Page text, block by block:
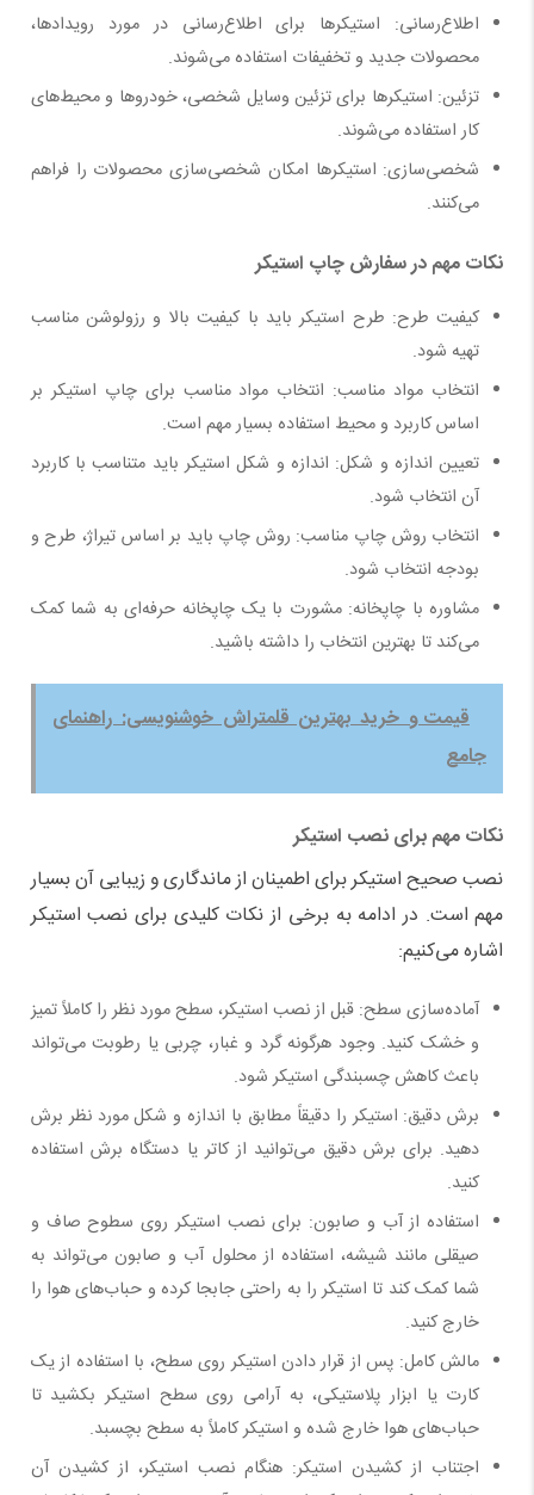
اطلاع‌رسانی: استیکرها برای اطلاع‌رسانی در مورد رویدادها،
محصولات جدید و تخفیفات استفاده می‌شوند.
تزئین: استیکرها برای تزئین وسایل شخصی، خودروها و محیط‌های
کار استفاده می‌شوند.
شخصی‌سازی: استیکرها امکان شخصی‌سازی محصولات را فراهم
می‌کنند.
نکات مهم در سفارش چاپ استیکر
کیفیت طرح: طرح استیکر باید با کیفیت بالا و رزولوشن مناسب
تهیه شود.
انتخاب مواد مناسب: انتخاب مواد مناسب برای چاپ استیکر بر
اساس کاربرد و محیط استفاده بسیار مهم است.
تعیین اندازه و شکل: اندازه و شکل استیکر باید متناسب با کاربرد
آن انتخاب شود.
انتخاب روش چاپ مناسب: روش چاپ باید بر اساس تیراژ، طرح و
بودجه انتخاب شود.
مشاوره با چاپخانه: مشورت با یک چاپخانه حرفه‌ای به شما کمک
می‌کند تا بهترین انتخاب را داشته باشید.
قیمت و خرید بهترین قلمتراش خوشنویسی: راهنمای
جامع
نکات مهم برای نصب استیکر
نصب صحیح استیکر برای اطمینان از ماندگاری و زیبایی آن بسیار
مهم است. در ادامه به برخی از نکات کلیدی برای نصب استیکر
اشاره می‌کنیم:
آماده‌سازی سطح: قبل از نصب استیکر، سطح مورد نظر را کاملاً تمیز
و خشک کنید. وجود هرگونه گرد و غبار، چربی یا رطوبت می‌تواند
باعث کاهش چسبندگی استیکر شود.
برش دقیق: استیکر را دقیقاً مطابق با اندازه و شکل مورد نظر برش
دهید. برای برش دقیق می‌توانید از کاتر یا دستگاه برش استفاده
کنید.
استفاده از آب و صابون: برای نصب استیکر روی سطوح صاف و
صیقلی مانند شیشه، استفاده از محلول آب و صابون می‌تواند به
شما کمک کند تا استیکر را به راحتی جابجا کرده و حباب‌های هوا را
خارج کنید.
مالش کامل: پس از قرار دادن استیکر روی سطح، با استفاده از یک
کارت یا ابزار پلاستیکی، به آرامی روی سطح استیکر بکشید تا
حباب‌های هوا خارج شده و استیکر کاملاً به سطح بچسبد.
اجتناب از کشیدن استیکر: هنگام نصب استیکر، از کشیدن آن